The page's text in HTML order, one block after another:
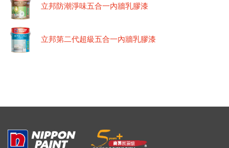
立邦防潮淨味五合一內牆乳膠漆
立邦第二代超級五合一內牆乳膠漆